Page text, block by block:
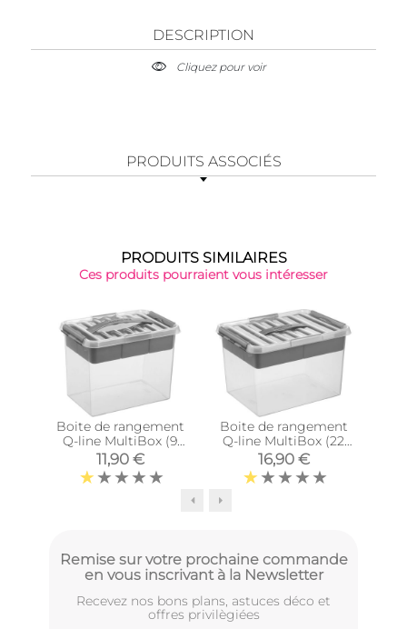
DESCRIPTION
Cliquez pour voir
PRODUITS ASSOCIÉS
PRODUITS SIMILAIRES
Ces produits pourraient vous intéresser
Boite de rangement
Q-line MultiBox (9
litres)
11,90 €
Boite de rangement
Q-line MultiBox (22
litres)
16,90 €
Remise sur votre prochaine commande
en vous inscrivant à la Newsletter
Recevez nos bons plans, astuces déco et
offres privilègiées